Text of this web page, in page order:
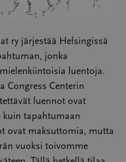
ry järjestää Helsingissä
jonka
luentoja.
Congress Centerin
luennot ovat
tapahtumaan
ovat maksuttomia, mutta
vuoksi toivomme